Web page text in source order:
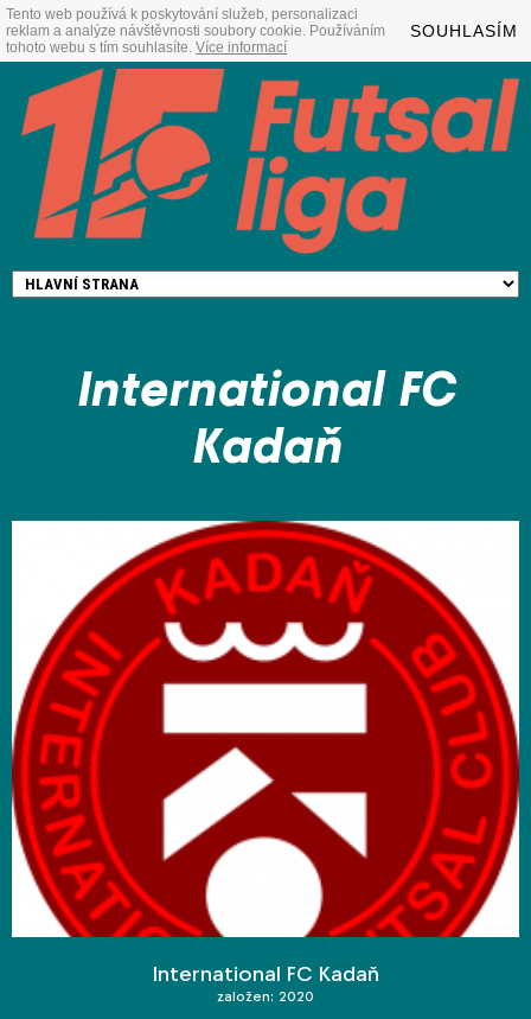
Tento web používá k poskytování služeb, personalizaci
reklam a analýze návštěvnosti soubory cookie. Používáním
tohoto webu s tím souhlasíte. Více informací
SOUHLASÍM
International FC
Kadaň
International FC Kadaň
založen: 2020